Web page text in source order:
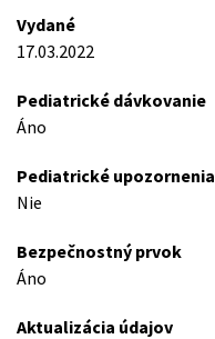
Vydané
17.03.2022
Pediatrické dávkovanie
Áno
Pediatrické upozornenia
Nie
Bezpečnostný prvok
Áno
Aktualizácia údajov